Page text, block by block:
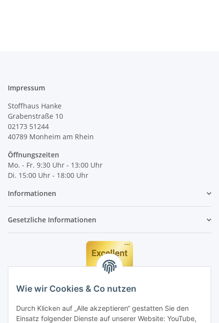
Wie wir Cookies & Co nutzen
Durch Klicken auf „Alle akzeptieren“ gestatten Sie den
Einsatz folgender Dienste auf unserer Website: YouTube,
Impressum
Stoffhaus Hanke
Grabenstraße 10
02173 51244
40789 Monheim am Rhein
Öffnungszeiten
Mo. - Fr. 9:30 Uhr - 13:00 Uhr
Di. 15:00 Uhr - 18:00 Uhr
Informationen
Gesetzliche Informationen